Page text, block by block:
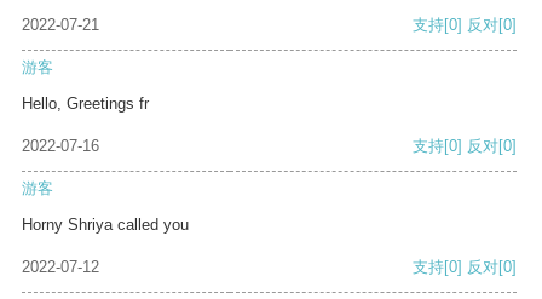
2022-07-21 支持[0] 反对[0]
游客
Hello, Greetings fr
2022-07-16 支持[0] 反对[0]
游客
Horny Shriya called you
2022-07-12 支持[0] 反对[0]